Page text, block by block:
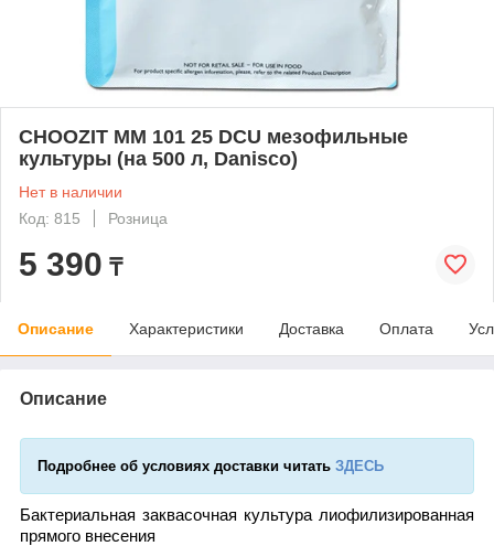
CHOOZIT ММ 101 25 DCU мезофильные
культуры (на 500 л, Danisco)
Нет в наличии
Код: 815
Розница
5 390 ₸
Описание Характеристики Доставка Оплата
Описание
Подробнее об условиях доставки читать ЗДЕСЬ
Бактериальная заквасочная культура лиофилизированная
прямого внесения